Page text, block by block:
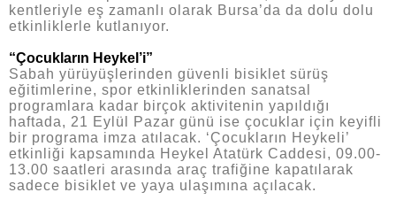
kentleriyle eş zamanlı olarak Bursa’da da dolu dolu
etkinliklerle kutlanıyor.
“Çocukların Heykel’i”
Sabah yürüyüşlerinden güvenli bisiklet sürüş
eğitimlerine, spor etkinliklerinden sanatsal
programlara kadar birçok aktivitenin yapıldığı
haftada, 21 Eylül Pazar günü ise çocuklar için keyifli
bir programa imza atılacak. ‘Çocukların Heykeli’
etkinliği kapsamında Heykel Atatürk Caddesi, 09.00-
13.00 saatleri arasında araç trafiğine kapatılarak
sadece bisiklet ve yaya ulaşımına açılacak.